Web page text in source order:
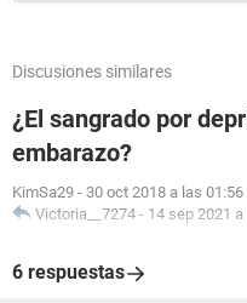
Discusiones similares
¿El sangrado por
embarazo?
KimSa29 - 30 oct 2018 a las 01:56
Victoria__7274 - 14 sep 2021
6 respuestas